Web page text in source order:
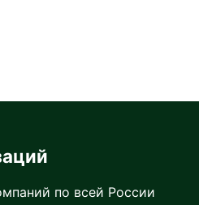
по всей России